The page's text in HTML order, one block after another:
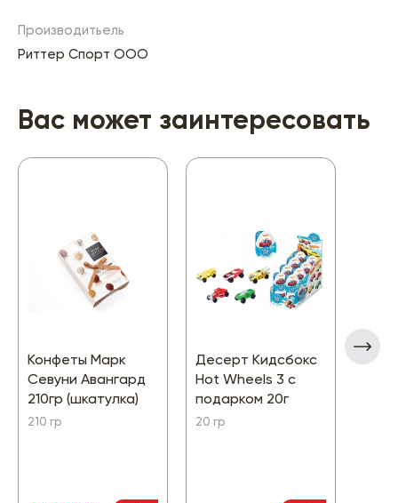
Производитьель
Риттер Спорт ООО
Вас может заинтересовать
Конфеты Марк
Севуни Авангард
210гр (шкатулка)
210 гр
Десерт Кидсбокс
Hot Wheels 3 с
подарком 20г
20 гр